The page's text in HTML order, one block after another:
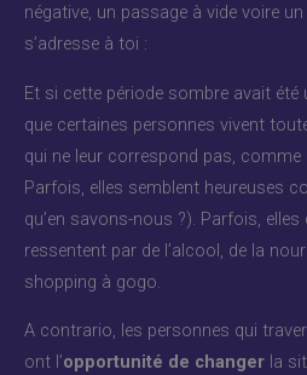
négative, un passage à vide voire
s’adresse à toi :
Et si cette période sombre avait été
que certaines personnes vivent
qui ne leur correspond pas, comme
Parfois, elles semblent heureuses
qu’en savons-nous ?). Parfois, elles
ressentent par de l’alcool, de la
shopping à gogo.
A contrario, les personnes qui
ont l’opportunité de changer la